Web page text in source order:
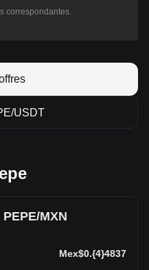
correspondantes.
USDT
MXN
Mex$0.{4}4837